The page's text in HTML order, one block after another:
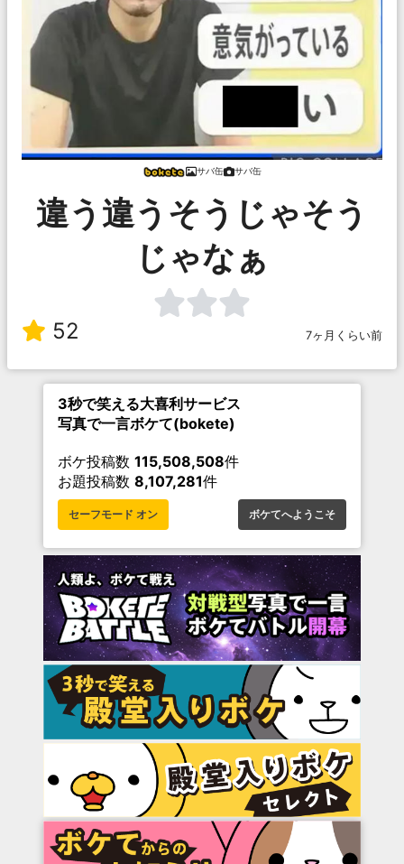
サバ缶 サバ缶
違う違うそうじゃそう
じゃなぁ
52 7ヶ月くらい前
3秒で笑える大喜利サービス
写真で一言ボケて(bokete)
ボケ投稿数 115,508,508件
お題投稿数 8,107,281件
セーフモード オン ボケてへようこそ